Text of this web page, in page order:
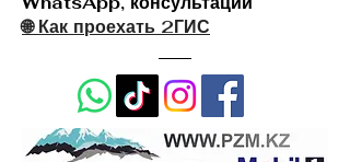
🌐 Как проехать 2ГИС